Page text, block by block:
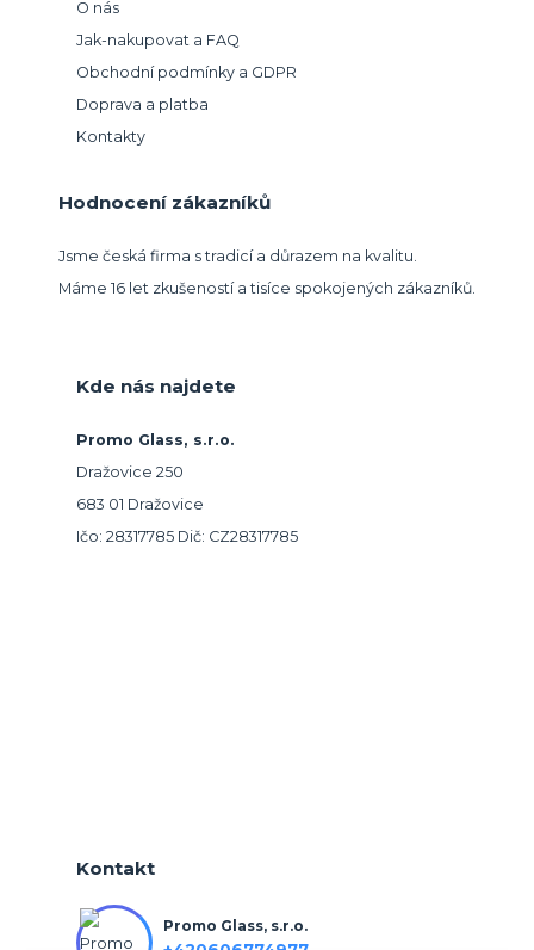
O nás
Jak-nakupovat a FAQ
Obchodní podmínky a GDPR
Doprava a platba
Kontakty
Hodnocení zákazníků
Jsme česká firma s tradicí a důrazem na kvalitu.
Máme 16 let zkušeností a tisíce spokojených zákazníků.
Kde nás najdete
Promo Glass, s.r.o.
Dražovice 250
683 01 Dražovice
Ičo: 28317785 Dič: CZ28317785
Kontakt
Promo Glass, s.r.o.